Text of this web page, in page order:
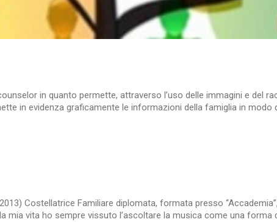
in quanto permette, attraverso l’uso delle immagini e del
in evidenza graficamente le informazioni della famiglia in modo
Costellatrice Familiare diplomata, formata presso
mia vita ho sempre vissuto l’ascoltare la musica come una